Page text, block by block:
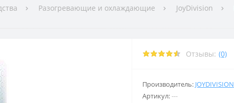
Разогревающие и охлаждающие JoyDivision
Отзывы: (0)
Производитель: JOYDIVISION
Артикул:---